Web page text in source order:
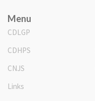
Menu
CDLGP
CDHPS
CNJS
Links